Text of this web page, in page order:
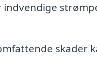
indvendige
skader